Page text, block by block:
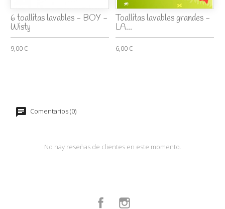
6 toallitas lavables - BOY -
Wisty
9,00 €
Toallitas lavables grandes -
LA...
6,00 €
Comentarios (0)
No hay reseñas de clientes en este momento.
Facebook